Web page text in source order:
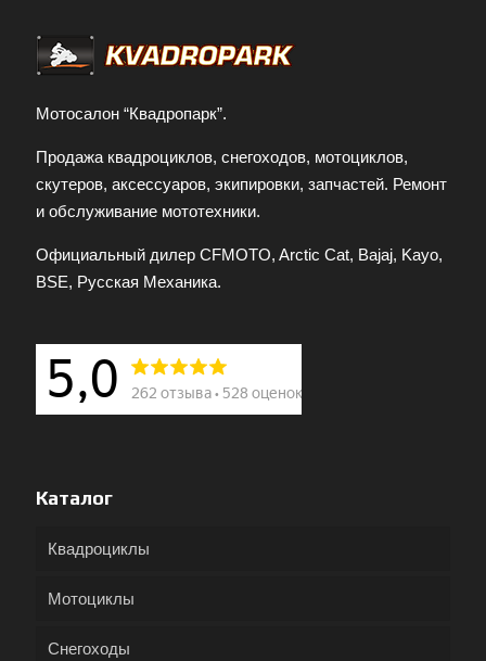
Мотосалон “Квадропарк”.
Продажа квадроциклов, снегоходов, мотоциклов,
скутеров, аксессуаров, экипировки, запчастей. Ремонт
и обслуживание мототехники.
Официальный дилер CFMOTO, Arctic Cat, Bajaj, Kayo,
BSE, Русская Механика.
Каталог
Квадроциклы
Мотоциклы
Снегоходы